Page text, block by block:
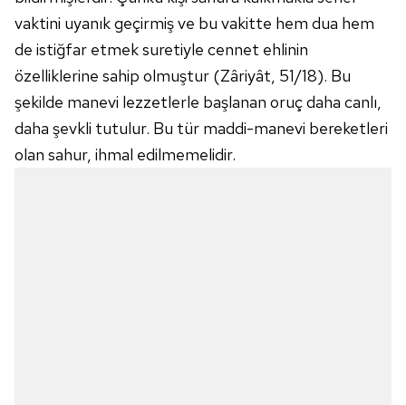
vaktini uyanık geçirmiş ve bu vakitte hem dua hem
de istiğfar etmek suretiyle cennet ehlinin
özelliklerine sahip olmuştur (Zâriyât, 51/18). Bu
şekilde manevi lezzetlerle başlanan oruç daha canlı,
daha şevkli tutulur. Bu tür maddi-manevi bereketleri
olan sahur, ihmal edilmemelidir.